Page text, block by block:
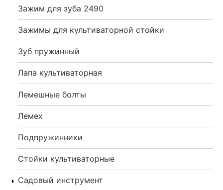
Зажим для зуба 2490
Зажимы для культиваторной стойки
Зуб пружинный
Лапа культиваторная
Лемешные болты
Лемех
Подпружинники
Стойки культиваторные
Садовый инструмент